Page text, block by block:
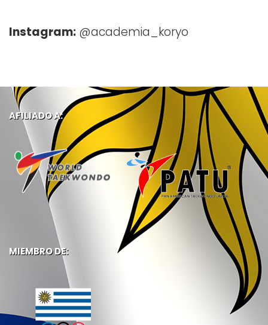
Instagram: @academia_koryo
AFILIADO A:
MIEMBRO DE: